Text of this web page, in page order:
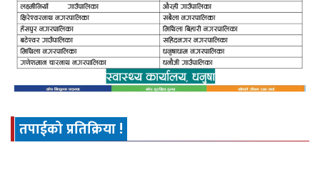
तपाईको प्रतिक्रिया !